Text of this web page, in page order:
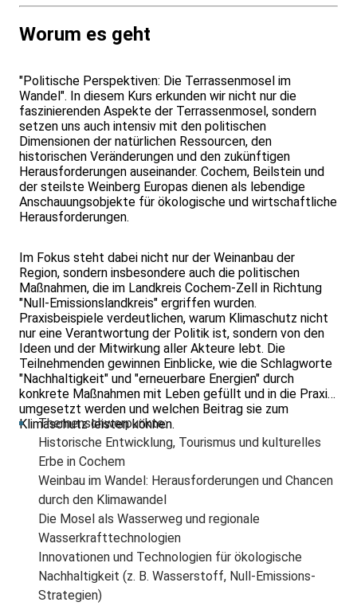
Worum es geht
"Politische Perspektiven: Die Terrassenmosel im
Wandel". In diesem Kurs erkunden wir nicht nur die
faszinierenden Aspekte der Terrassenmosel, sondern
setzen uns auch intensiv mit den politischen
Dimensionen der natürlichen Ressourcen, den
historischen Veränderungen und den zukünftigen
Herausforderungen auseinander. Cochem, Beilstein und
der steilste Weinberg Europas dienen als lebendige
Anschauungsobjekte für ökologische und wirtschaftliche
Herausforderungen.
Im Fokus steht dabei nicht nur der Weinanbau der
Region, sondern insbesondere auch die politischen
Maßnahmen, die im Landkreis Cochem-Zell in Richtung
"Null-Emissionslandkreis" ergriffen wurden.
Praxisbeispiele verdeutlichen, warum Klimaschutz nicht
nur eine Verantwortung der Politik ist, sondern von den
Ideen und der Mitwirkung aller Akteure lebt. Die
Teilnehmenden gewinnen Einblicke, wie die Schlagworte
"Nachhaltigkeit" und "erneuerbare Energien" durch
konkrete Maßnahmen mit Leben gefüllt und in die Praxis
umgesetzt werden und welchen Beitrag sie zum
Klimaschutz leisten können.
Themenschwerpunkte:
Historische Entwicklung, Tourismus und kulturelles
Erbe in Cochem
Weinbau im Wandel: Herausforderungen und Chancen
durch den Klimawandel
Die Mosel als Wasserweg und regionale
Wasserkrafttechnologien
Innovationen und Technologien für ökologische
Nachhaltigkeit (z. B. Wasserstoff, Null-Emissions-
Strategien)